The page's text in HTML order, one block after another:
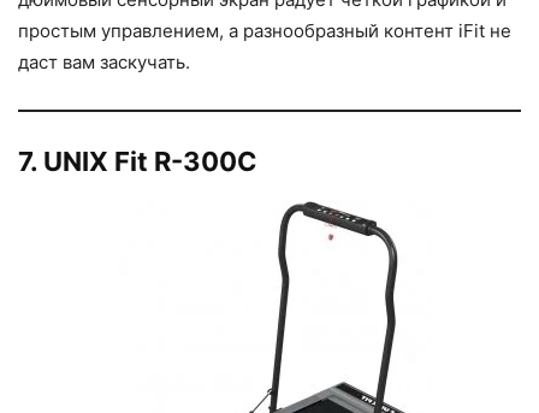
простым управлением, а разнообразный контент iFit не
даст вам заскучать.
7. UNIX Fit R-300C